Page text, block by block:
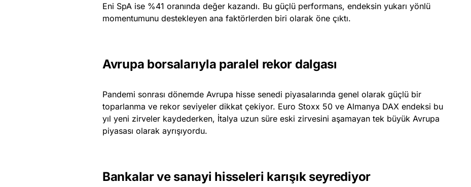
Eni SpA ise %41 oranında değer kazandı. Bu güçlü performans, endeksin yukarı yönlü
momentumunu destekleyen ana faktörlerden biri olarak öne çıktı.
Avrupa borsalarıyla paralel rekor dalgası
Pandemi sonrası dönemde Avrupa hisse senedi piyasalarında genel olarak güçlü bir
toparlanma ve rekor seviyeler dikkat çekiyor. Euro Stoxx 50 ve Almanya DAX endeksi bu
yıl yeni zirveler kaydederken, İtalya uzun süre eski zirvesini aşamayan tek büyük Avrupa
piyasası olarak ayrışıyordu.
Bankalar ve sanayi hisseleri karışık seyrediyor